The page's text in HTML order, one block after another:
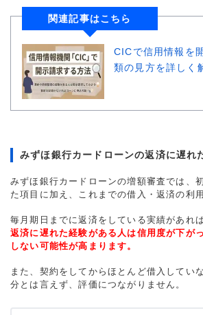
関連記事はこちら
CICで信用情報を
類の見方を詳しく
みずほ銀行カードローンの返済に遅れ
みずほ銀行カードローンの増額審査では、
た項目に加え、これまでの借入・返済の利
毎月期日までに返済をしている実績があれ
返済に遅れた経験がある人は信用度が下が
しない可能性が高まります。
また、契約をしてからほとんど借入してい
分とは言えず、評価につながりません。